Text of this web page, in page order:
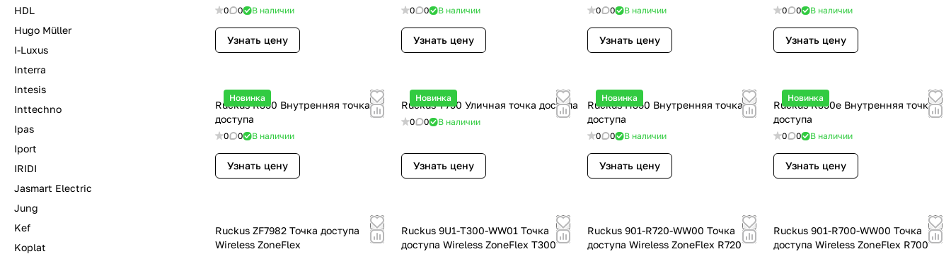
0 0 В наличии
Узнать цену
0 0 В наличии
Узнать цену
0 0 В наличии
Узнать цену
0 0 В наличии
Узнать цену
Новинка
Ruckus R350 Внутренняя точка
доступа
0 0 В наличии
Узнать цену
Новинка
Ruckus T750 Уличная точка доступа
0 0 В наличии
Узнать цену
Новинка
Ruckus H350 Внутренняя точка
доступа
0 0 В наличии
Узнать цену
Новинка
Ruckus R350e Внутренняя точка
доступа
0 0 В наличии
Узнать цену
Ruckus ZF7982 Точка доступа
Wireless ZoneFlex
Ruckus 9U1-T300-WW01 Точка
доступа Wireless ZoneFlex T300
Ruckus 901-R720-WW00 Точка
доступа Wireless ZoneFlex R720
Ruckus 901-R700-WW00 Точка
доступа Wireless ZoneFlex R700
HDL
Hugo Müller
I-Luxus
Interra
Intesis
Inttechno
Ipas
Iport
IRIDI
Jasmart Electric
Jung
Kef
Koplat